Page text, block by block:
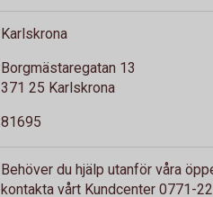
Karlskrona
Borgmästaregatan 13
371 25 Karlskrona
81695
Behöver du hjälp utanför våra
kontakta vårt Kundcenter 0771-